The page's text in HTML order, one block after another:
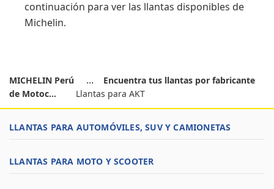
continuación para ver las llantas disponibles de
Michelin.
MICHELIN Perú
Encuentra tus llantas por fabricante
de Motoc...
Llantas para AKT
LLANTAS PARA AUTOMÓVILES, SUV Y CAMIONETAS
LLANTAS PARA MOTO Y SCOOTER